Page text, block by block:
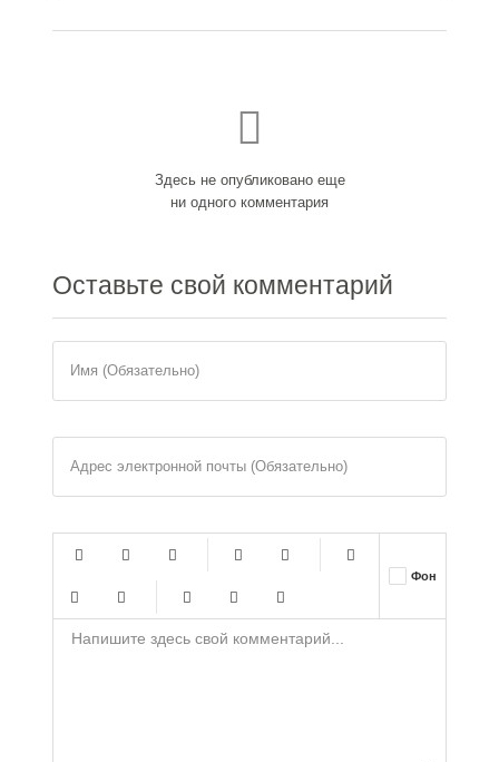
Здесь не опубликовано еще
ни одного комментария
Оставьте свой комментарий
Имя (Обязательно)
Адрес электронной почты (Обязательно)
-
-
-
-
-
Фон